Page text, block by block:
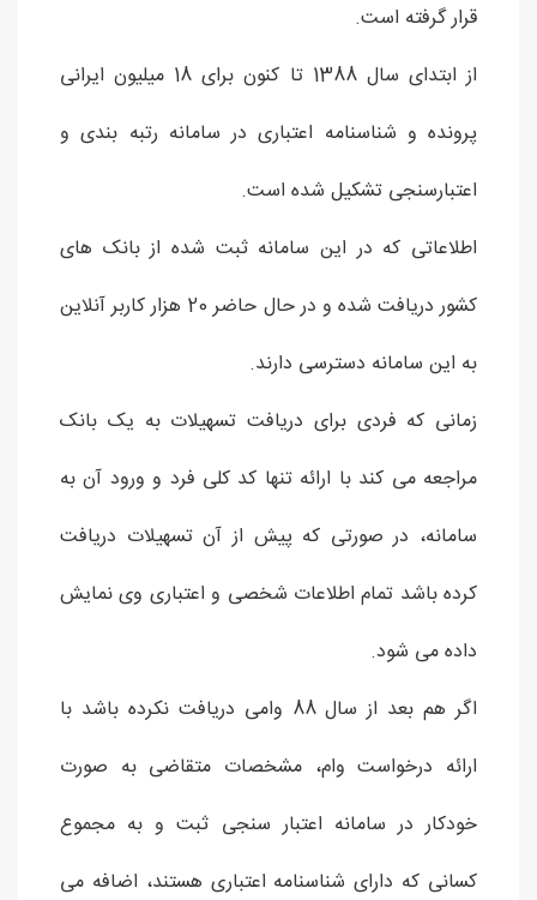
قرار گرفته است.
از ابتدای سال 1388 تا کنون برای 18 میلیون ایرانی
پرونده و شناسنامه اعتباری در سامانه رتبه بندی و
اعتبارسنجی تشکیل شده است.
اطلاعاتی که در این سامانه ثبت شده از بانک های
کشور دریافت شده و در حال حاضر 20 هزار کاربر آنلاین
به این سامانه دسترسی دارند.
زمانی که فردی برای دریافت تسهیلات به یک بانک
مراجعه می کند با ارائه تنها کد کلی فرد و ورود آن به
سامانه، در صورتی که پیش از آن تسهیلات دریافت
کرده باشد تمام اطلاعات شخصی و اعتباری وی نمایش
داده می شود.
اگر هم بعد از سال 88 وامی دریافت نکرده باشد با
ارائه درخواست وام، مشخصات متقاضی به صورت
خودکار در سامانه اعتبار سنجی ثبت و به مجموع
کسانی که دارای شناسنامه اعتباری هستند، اضافه می